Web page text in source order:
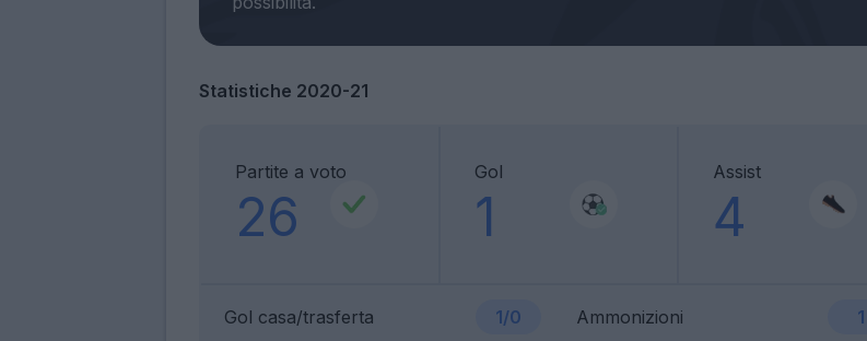
Statistiche 2020-21
Partite a voto
26
Gol
1
Assist
4
Gol casa/trasferta 1/0 Ammonizioni 1